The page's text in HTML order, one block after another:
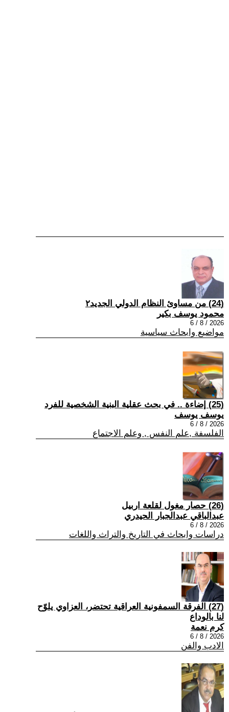
(24) من مساوئ النظام الدولي الجديد٢
محمود يوسف بكير
2026 / 8 / 6
مواضيع وابحاث سياسية
(25) إضاءة .. في بحث عقلية البنية الشخصية للفرد
يوسف يوسف
2026 / 8 / 6
الفلسفة ,علم النفس , وعلم الاجتماع
(26) حصار مغول لقلعة اربيل
عبدالباقي عبدالجبار الحيدري
2026 / 8 / 6
دراسات وابحاث في التاريخ والتراث واللغات
(27) الفرقة السمفونية العراقية تحتضر، العزاوي يلوّح
لنا بالوداع
كرم نعمة
2026 / 8 / 6
الادب والفن